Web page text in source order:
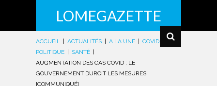
LOMEGAZETTE
ACCUEIL ACTUALITÉS A LA UNE COVID-19
|
POLITIQUE
SANTÉ
AUGMENTATION DES CAS COVID : LE
GOUVERNEMENT DURCIT LES MESURES
[COMMUNIQUÉ]